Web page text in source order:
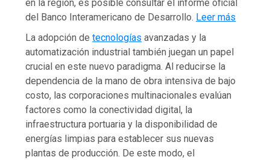
en la región, es posible consultar el informe oficial
del Banco Interamericano de Desarrollo. Leer más
La adopción detecnologías avanzadas y la
automatización industrial también juegan un papel
crucial en este nuevo paradigma. Al reducirse la
dependencia de la mano de obra intensiva de bajo
costo, las corporaciones multinacionales evalúan
factores como la conectividad digital, la
infraestructura portuaria y la disponibilidad de
energías limpias para establecer sus nuevas
plantas de producción. De este modo, el